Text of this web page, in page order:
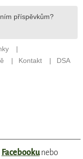
Facebookunebo